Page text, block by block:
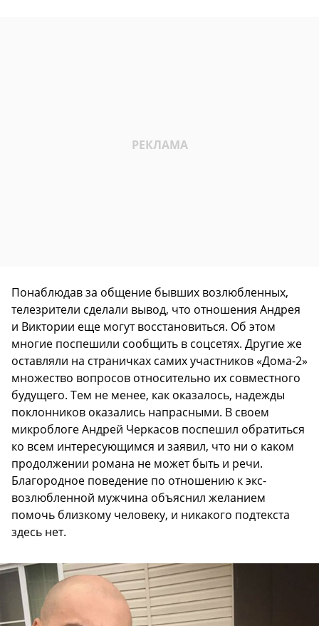
Понаблюдав за общение бывших возлюбленных,
телезрители сделали вывод, что отношения Андрея
и Виктории еще могут восстановиться. Об этом
многие поспешили сообщить в соцсетях. Другие же
оставляли на страничках самих участников «Дома-2»
множество вопросов относительно их совместного
будущего. Тем не менее, как оказалось, надежды
поклонников оказались напрасными. В своем
микроблоге Андрей Черкасов поспешил обратиться
ко всем интересующимся и заявил, что ни о каком
продолжении романа не может быть и речи.
Благородное поведение по отношению к экс-
возлюбленной мужчина объяснил желанием
помочь близкому человеку, и никакого подтекста
здесь нет.